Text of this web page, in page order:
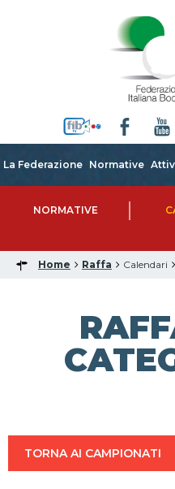
La Federazione Normative
NORMATIVE
Home Raffa Calendari
TORNA AI CAMPIONATI